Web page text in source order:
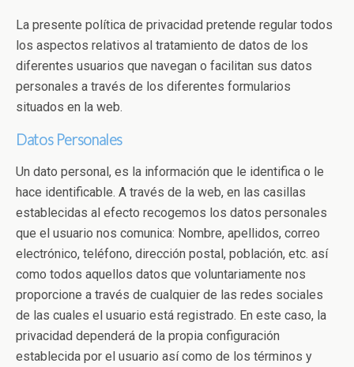
La presente política de privacidad pretende regular todos
los aspectos relativos al tratamiento de datos de los
diferentes usuarios que navegan o facilitan sus datos
personales a través de los diferentes formularios
situados en la web.
Datos Personales
Un dato personal, es la información que le identifica o le
hace identificable. A través de la web, en las casillas
establecidas al efecto recogemos los datos personales
que el usuario nos comunica: Nombre, apellidos, correo
electrónico, teléfono, dirección postal, población, etc. así
como todos aquellos datos que voluntariamente nos
proporcione a través de cualquier de las redes sociales
de las cuales el usuario está registrado. En este caso, la
privacidad dependerá de la propia configuración
establecida por el usuario así como de los términos y